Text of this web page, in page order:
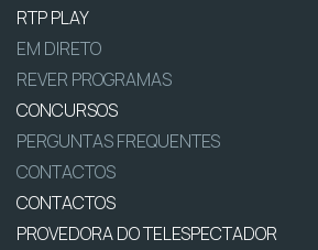
RTP PLAY
EM DIRETO
REVER PROGRAMAS
CONCURSOS
PERGUNTAS FREQUENTES
CONTACTOS
CONTACTOS
PROVEDORA DO TELESPECTADOR